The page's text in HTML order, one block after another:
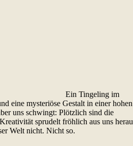
Ein Tingeling im
eine mysteriöse Gestalt in einer hohen
uns schwingt: Plötzlich sind die
sprudelt fröhlich aus uns
Welt nicht. Nicht so.